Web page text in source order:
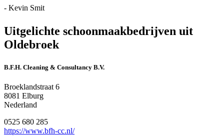
- Kevin Smit
Uitgelichte schoonmaakbedrijven uit
Oldebroek
B.F.H. Cleaning & Consultancy B.V.
Broeklandstraat 6
8081 Elburg
Nederland
0525 680 285
https://www.bfh-cc.nl/